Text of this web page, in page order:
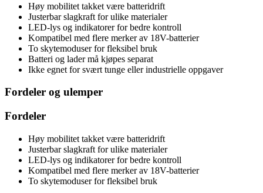
Høy mobilitet takket være batteridrift
Justerbar slagkraft for ulike materialer
LED-lys og indikatorer for bedre kontroll
Kompatibel med flere merker av 18V-batterier
To skytemoduser for fleksibel bruk
Batteri og lader må kjøpes separat
Ikke egnet for svært tunge eller industrielle oppgaver
Fordeler og ulemper
Fordeler
Høy mobilitet takket være batteridrift
Justerbar slagkraft for ulike materialer
LED-lys og indikatorer for bedre kontroll
Kompatibel med flere merker av 18V-batterier
To skytemoduser for fleksibel bruk